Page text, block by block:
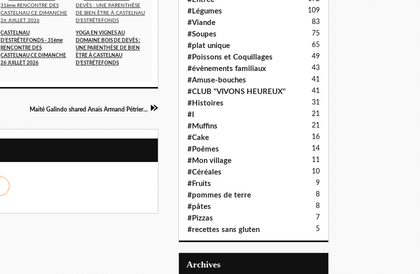
CASTELNAU
D'ESTRÉTEFONDS - 31ème
RENCONTRE DES
CASTELNAU CE DIMANCHE
26 JUILLET 2026
YOGA EN VIGNES AU
DOMAINE BOIS DE DEVÈS :
UNE PARENTHÈSE DE BIEN
ÈTRE À CASTELNAU
D'ESTRÉTEFONDS
Maïté Galindo shared Anaïs Armand Pétrier...
#Légumes 109
#Viande 83
#Soupes 75
#plat unique 65
#Poissons et Coquillages 49
#évènements familiaux 43
#Amuse-bouches 41
#CLUB "VIVONS HEUREUX" 41
#Histoires 31
#I 21
#Muffins 21
#Cake 16
#Poêmes 14
#Mon village 11
#Céréales 10
#Fruits 9
#pommes de terre 8
#pâtes 8
#Pizzas 7
#recettes sans gluten 5
Archives